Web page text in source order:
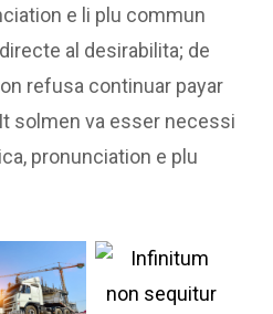
e li plu commun
al desirabilita; de
refusa continuar payar
solmen va esser necessi
pronunciation e plu